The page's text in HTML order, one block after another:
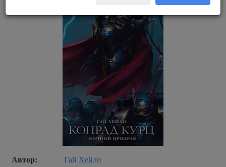
Автор: Гай Хейли